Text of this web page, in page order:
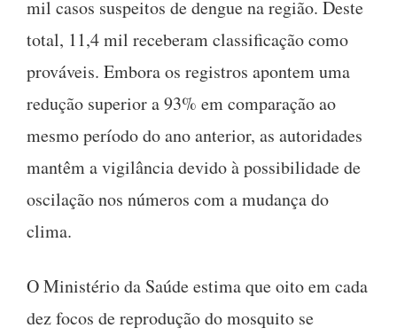
mil casos suspeitos de dengue na região. Deste
total, 11,4 mil receberam classificação como
prováveis. Embora os registros apontem uma
redução superior a 93% em comparação ao
mesmo período do ano anterior, as autoridades
mantêm a vigilância devido à possibilidade de
oscilação nos números com a mudança do
clima.
O Ministério da Saúde estima que oito em cada
dez focos de reprodução do mosquito se